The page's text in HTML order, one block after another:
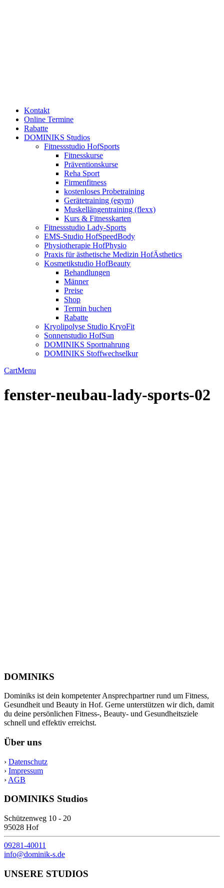
Kontakt
Online Termine
Rabatte
DOMINIKS Studios
Fitnessstudio HofSports
Fitnesskurse
Präventionskurse
Reha Sport
Firmenfitness
kostenloses Probetraining
Gerätetraining (egym)
Muskellängentraining (flexx)
Kurs & Fitnesskarten
Fitnessstudio Lady-Sports
EMS-Studio HofSpeedBody
Physiotherapie HofPhysio
Praxis für ästhetische Medizin HofÄsthetics
Kosmetikstudio HofBeauty
Behandlungen
Männer
Preise
Shop
Termin buchen
Rabatte
Kryolipolyse Studio KryoFit
Sonnenstudio HofSun
DOMINIKS Sportnahrung
DOMINIKS Stoffwechselkur
CartMenu
fenster-neubau-lady-sports-02
DOMINIKS
Dominiks ist dein kompetenter Ansprechpartner rund um Fitness,
Gesundheit und Beauty in Hof. Gerne unterstützen wir dich, damit
du deine persönlichen Fitness-, Beauty- und Gesundheitsziele
schnell und effektiv erreichst.
Über uns
› Datenschutz
› Impressum
› AGB
DOMINIKS Studios
Schützenweg 10 - 20
95028 Hof
09281-40011
info@dominik-s.de
UNSERE STUDIOS